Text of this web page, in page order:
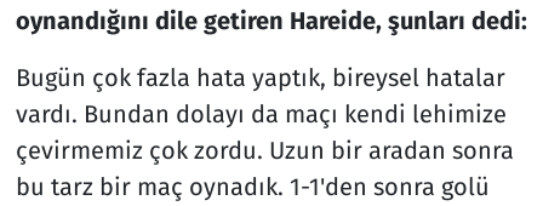
oynandığını dile getiren Hareide, şunları dedi:
Bugün çok fazla hata yaptık, bireysel hatalar
vardı. Bundan dolayı da maçı kendi lehimize
çevirmemiz çok zordu. Uzun bir aradan sonra
bu tarz bir maç oynadık. 1-1'den sonra golü